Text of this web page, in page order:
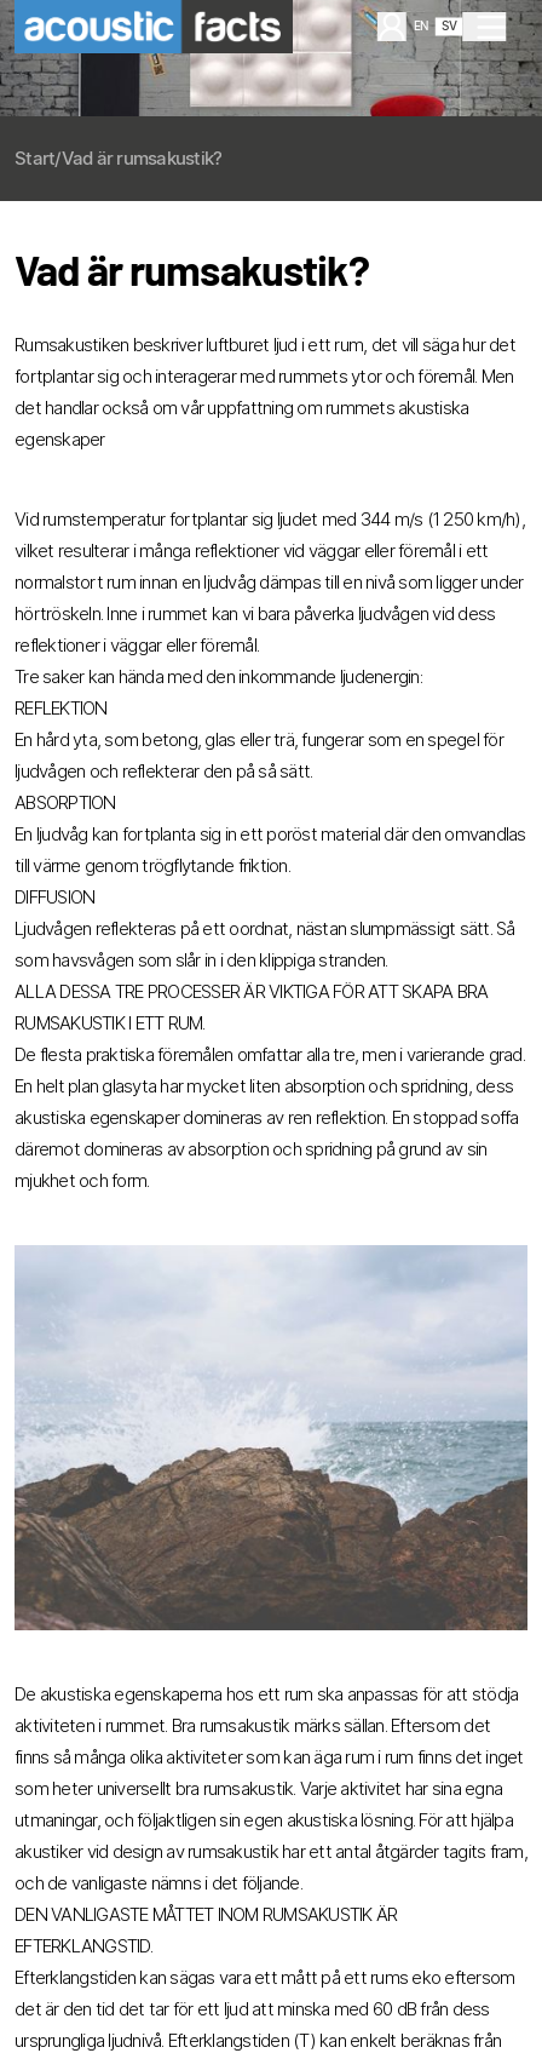
EN SV
Start/Vad är rumsakustik?
Vad är rumsakustik?
Rumsakustiken beskriver luftburet ljud i ett rum, det vill säga hur det
fortplantar sig och interagerar med rummets ytor och föremål. Men
det handlar också om vår uppfattning om rummets akustiska
egenskaper
Vid rumstemperatur fortplantar sig ljudet med 344 m/s (1 250 km/h),
vilket resulterar i många reflektioner vid väggar eller föremål i ett
normalstort rum innan en ljudvåg dämpas till en nivå som ligger under
hörtröskeln. Inne i rummet kan vi bara påverka ljudvågen vid dess
reflektioner i väggar eller föremål.
Tre saker kan hända med den inkommande ljudenergin:
REFLEKTION
En hård yta, som betong, glas eller trä, fungerar som en spegel för
ljudvågen och reflekterar den på så sätt.
ABSORPTION
En ljudvåg kan fortplanta sig in ett poröst material där den omvandlas
till värme genom trögflytande friktion.
DIFFUSION
Ljudvågen reflekteras på ett oordnat, nästan slumpmässigt sätt. Så
som havsvågen som slår in i den klippiga stranden.
ALLA DESSA TRE PROCESSER ÄR VIKTIGA FÖR ATT SKAPA BRA
RUMSAKUSTIK I ETT RUM.
De flesta praktiska föremålen omfattar alla tre, men i varierande grad.
En helt plan glasyta har mycket liten absorption och spridning, dess
akustiska egenskaper domineras av ren reflektion. En stoppad soffa
däremot domineras av absorption och spridning på grund av sin
mjukhet och form.
De akustiska egenskaperna hos ett rum ska anpassas för att stödja
aktiviteten i rummet. Bra rumsakustik märks sällan. Eftersom det
finns så många olika aktiviteter som kan äga rum i rum finns det inget
som heter universellt bra rumsakustik. Varje aktivitet har sina egna
utmaningar, och följaktligen sin egen akustiska lösning. För att hjälpa
akustiker vid design av rumsakustik har ett antal åtgärder tagits fram,
och de vanligaste nämns i det följande.
DEN VANLIGASTE MÅTTET INOM RUMSAKUSTIK ÄR
EFTERKLANGSTID.
Efterklangstiden kan sägas vara ett mått på ett rums eko eftersom
det är den tid det tar för ett ljud att minska med 60 dB från dess
ursprungliga ljudnivå. Efterklangstiden (T) kan enkelt beräknas från